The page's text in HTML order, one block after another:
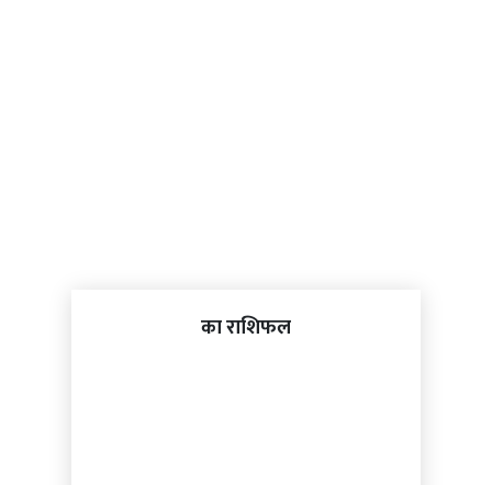
का राशिफल